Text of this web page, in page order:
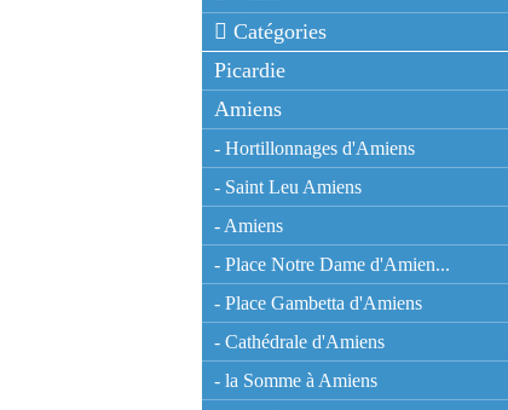
Catégories
Picardie
Amiens
- Hortillonnages d'Amiens
- Saint Leu Amiens
- Amiens
- Place Notre Dame d'Amien...
- Place Gambetta d'Amiens
- Cathédrale d'Amiens
- la Somme à Amiens